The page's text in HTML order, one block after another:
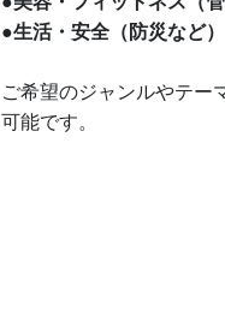
●生活・安全（防災など）
ご希望のジャンルやテー
可能です。